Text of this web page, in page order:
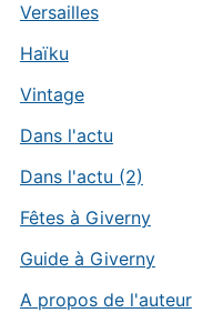
Versailles
Haïku
Vintage
Dans l'actu
Dans l'actu (2)
Fêtes à Giverny
Guide à Giverny
A propos de l'auteur